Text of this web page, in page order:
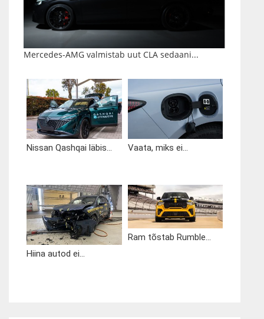
Mercedes-AMG valmistab uut CLA sedaani...
Nissan Qashqai läbis... Vaata, miks ei...
Hiina autod ei...
Ram tõstab Rumble...